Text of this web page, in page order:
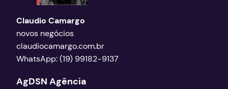
Claudio Camargo
novos negócios
claudiocamargo.com.br
WhatsApp: (19) 99182-9137
AgDSN Agência